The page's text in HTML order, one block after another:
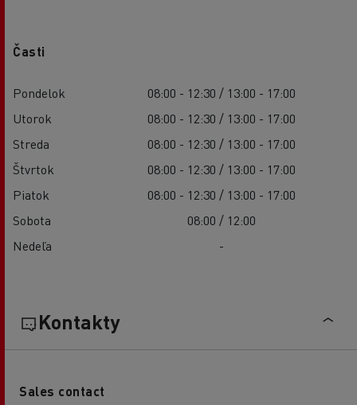
Časti
Pondelok
08:00 - 12:30 / 13:00 - 17:00
Utorok
08:00 - 12:30 / 13:00 - 17:00
Streda
08:00 - 12:30 / 13:00 - 17:00
Štvrtok
08:00 - 12:30 / 13:00 - 17:00
Piatok
08:00 - 12:30 / 13:00 - 17:00
Sobota
08:00 / 12:00
Nedeľa
-
Kontakty
Sales contact